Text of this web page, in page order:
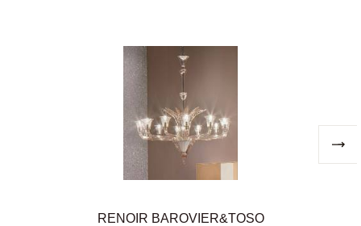
RENOIR BAROVIER&TOSO